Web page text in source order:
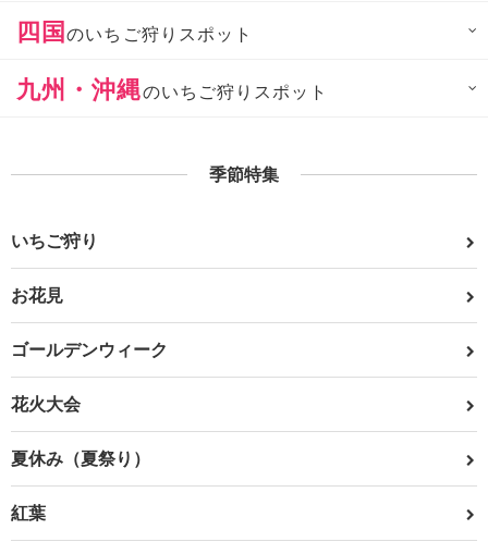
四国のいちご狩りスポット
九州・沖縄のいちご狩りスポット
季節特集
いちご狩り
お花見
ゴールデンウィーク
花火大会
夏休み（夏祭り）
紅葉